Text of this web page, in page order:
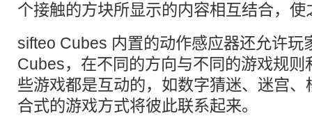
个接触的方块所显示的内容相互结合，
sifteo Cubes 内置的动作感应器还允许玩
Cubes，在不同的方向与不同的游戏规则
些游戏都是互动的，如数字猜迷、迷宫
合式的游戏方式将彼此联系起来。